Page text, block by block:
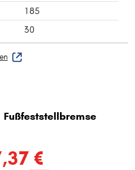
185
30
Fußfeststellbremse
€